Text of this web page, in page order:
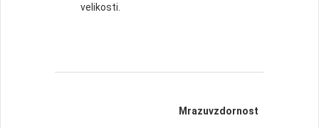
velikosti.
Mrazuvzdornost